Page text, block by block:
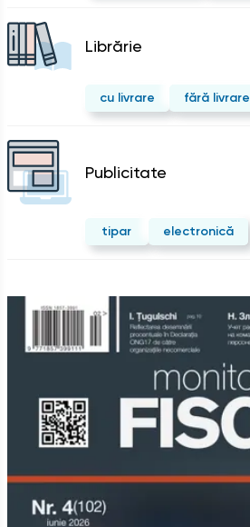
Librărie
cu livrare fără livrare
Publicitate
tipar electronică